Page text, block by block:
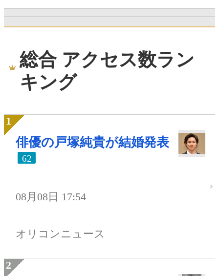
総合 アクセス数ラン
キング
俳優の戸塚純貴が結婚発表
62
08月08日 17:54
オリコンニュース